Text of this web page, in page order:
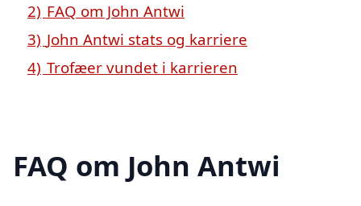
2) FAQ om John Antwi
3) John Antwi stats og karriere
4) Trofæer vundet i karrieren
FAQ om John Antwi